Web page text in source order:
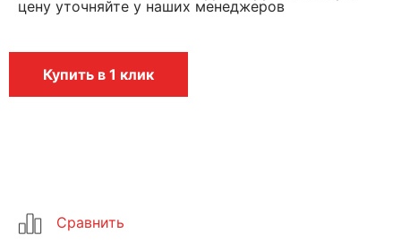
цену уточняйте у наших менеджеров
Купить в 1 клик